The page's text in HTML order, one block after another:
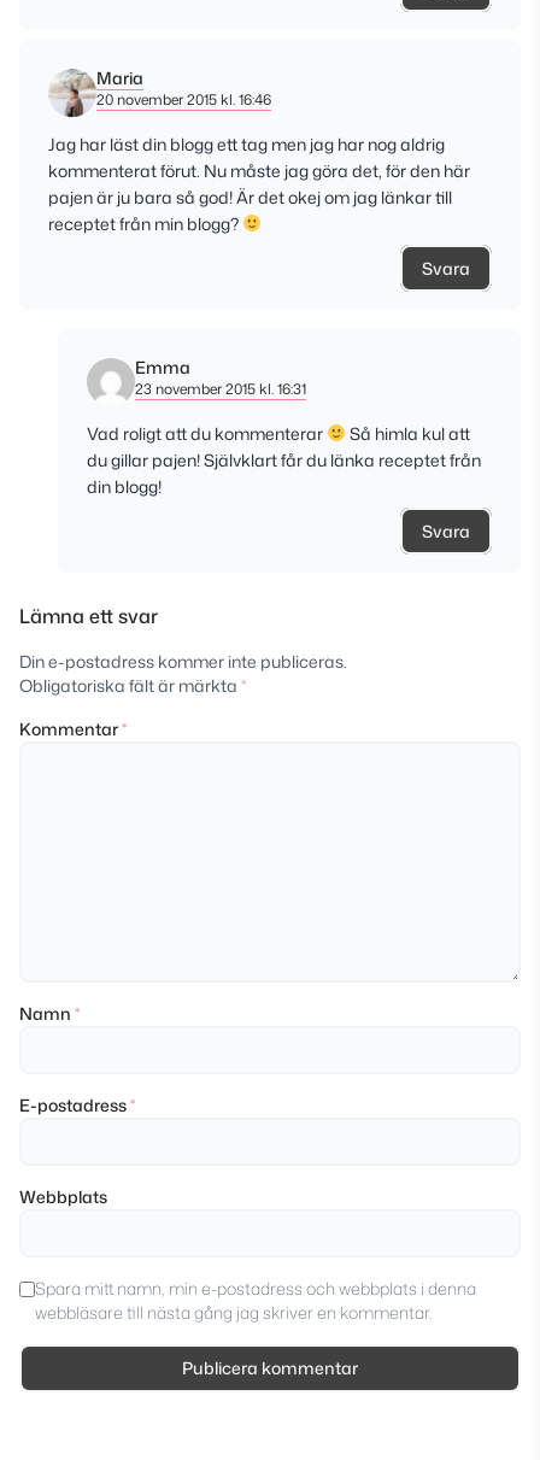
Maria
20 november 2015 kl. 16:46
Jag har läst din blogg ett tag men jag har nog aldrig
kommenterat förut. Nu måste jag göra det, för den här
pajen är ju bara så god! Är det okej om jag länkar till
receptet från min blogg?
Svara
Emma
23 november 2015 kl. 16:31
Vad roligt att du kommenterar
Så himla kul att
du gillar pajen! Självklart får du länka receptet från
din blogg!
Svara
Lämna ett svar
Din e-postadress kommer inte publiceras.
Obligatoriska fält är märkta *
Kommentar*
Namn *
E-postadress*
Webbplats
Spara mitt namn, min e-postadress och webbplats i denna
webbläsare till nästa gång jag skriver en kommentar.